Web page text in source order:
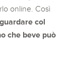
online. Così
col
che beve può